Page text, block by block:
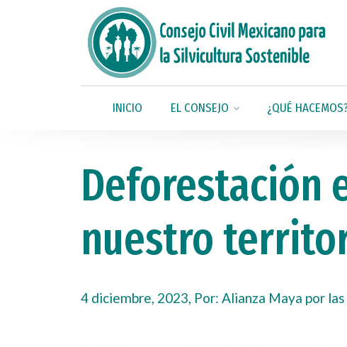
INICIO EL CONSEJO ¿QUÉ
Deforestación
nuestro
4 diciembre, 2023, Por: Alianza Maya por